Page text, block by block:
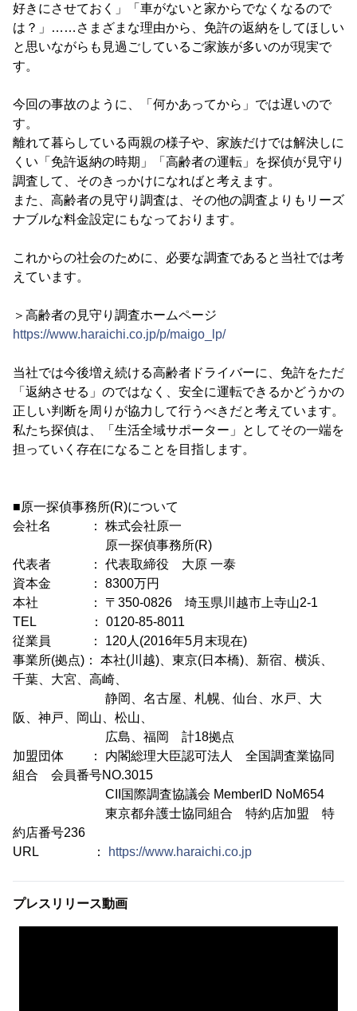
好きにさせておく」「車がないと家からでなくなるので
は？」……さまざまな理由から、免許の返納をしてほしい
と思いながらも見過ごしているご家族が多いのが現実で
す。
今回の事故のように、「何かあってから」では遅いので
す。
離れて暮らしている両親の様子や、家族だけでは解決しに
くい「免許返納の時期」「高齢者の運転」を探偵が見守り
調査して、そのきっかけになればと考えます。
また、高齢者の見守り調査は、その他の調査よりもリーズ
ナブルな料金設定にもなっております。
これからの社会のために、必要な調査であると当社では考
えています。
＞高齢者の見守り調査ホームページ
https://www.haraichi.co.jp/p/maigo_lp/
当社では今後増え続ける高齢者ドライバーに、免許をただ
「返納させる」のではなく、安全に運転できるかどうかの
正しい判断を周りが協力して行うべきだと考えています。
私たち探偵は、「生活全域サポーター」としてその一端を
担っていく存在になることを目指します。
■原一探偵事務所(R)について
会社名 ： 株式会社原一
原一探偵事務所(R)
代表者 ： 代表取締役 大原 一泰
資本金 ： 8300万円
本社 ： 〒350-0826 埼玉県川越市上寺山2-1
TEL ： 0120-85-8011
従業員 ： 120人(2016年5月末現在)
事業所(拠点)： 本社(川越)、東京(日本橋)、新宿、横浜、
千葉、大宮、高崎、
静岡、名古屋、札幌、仙台、水戸、大
阪、神戸、岡山、松山、
広島、福岡 計18拠点
加盟団体 ： 内閣総理大臣認可法人 全国調査業協同
組合 会員番号NO.3015
CII国際調査協議会 MemberID NoM654
東京都弁護士協同組合 特約店加盟 特
約店番号236
URL ：
https://www.haraichi.co.jp
プレスリリース動画